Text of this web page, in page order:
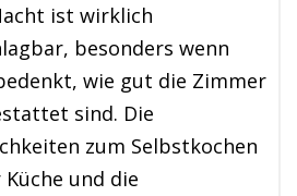
ist wirklich
besonders wenn
wie gut die Zimmer
sind. Die
zum Selbstkochen
Küche und die